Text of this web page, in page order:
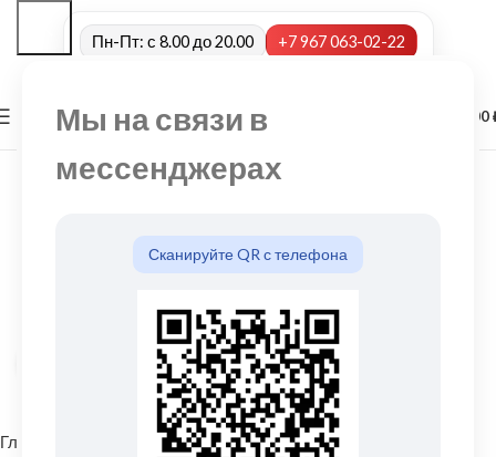
Мы на связи в
мессенджерах
Сканируйте QR с телефона
Пн-Пт: с 8.00 до 20.00 +7 967 063-02-22
МЕНЮ 0,00
Нажмите, чтобы увеличить
Главная
Кровельные материалы